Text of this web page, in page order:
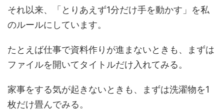
それ以来、「とりあえず1分だけ手を動かす」を私
のルールにしています。
たとえば仕事で資料作りが進まないときも、まずは
ファイルを開いてタイトルだけ入れてみる。
家事をする気が起きないときも、まずは洗濯物を1
枚だけ畳んでみる。